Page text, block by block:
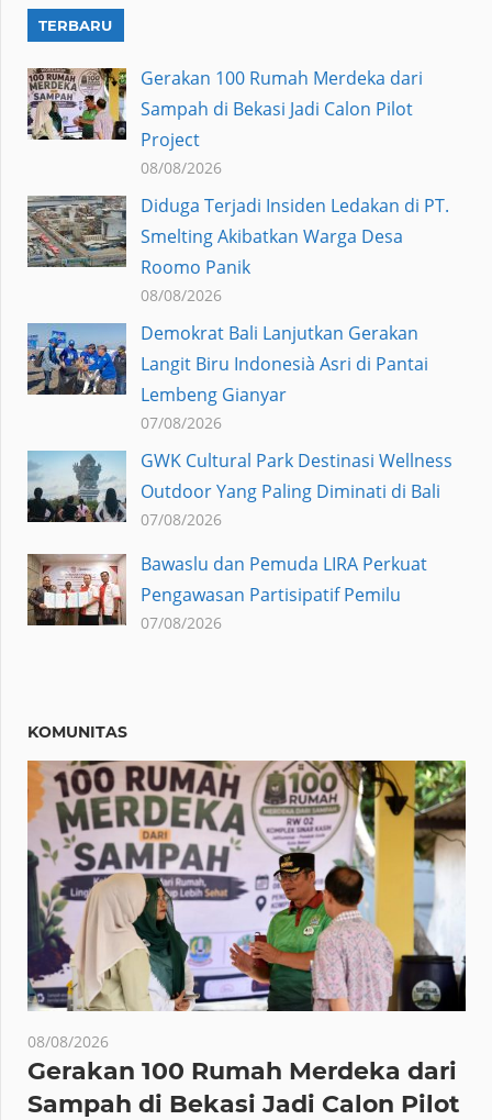
TERBARU
Gerakan 100 Rumah Merdeka dari
Sampah di Bekasi Jadi Calon Pilot
Project
08/08/2026
Diduga Terjadi Insiden Ledakan di PT.
Smelting Akibatkan Warga Desa
Roomo Panik
08/08/2026
Demokrat Bali Lanjutkan Gerakan
Langit Biru Indonesià Asri di Pantai
Lembeng Gianyar
07/08/2026
GWK Cultural Park Destinasi Wellness
Outdoor Yang Paling Diminati di Bali
07/08/2026
Bawaslu dan Pemuda LIRA Perkuat
Pengawasan Partisipatif Pemilu
07/08/2026
KOMUNITAS
08/08/2026
Gerakan 100 Rumah Merdeka dari
Sampah di Bekasi Jadi Calon Pilot